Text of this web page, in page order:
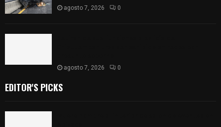
agosto 7, 2026 0
agosto 7, 2026 0
EDITOR'S PICKS